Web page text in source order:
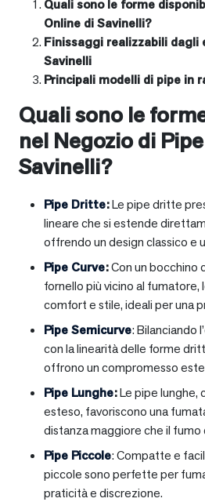
Quali sono le forme
Online di Savinelli?
Finissaggi realizzabili
Savinelli
Principali modelli di pipe in
Quali sono le
nel Negozio di
Savinelli?
Pipe Dritte:Le pipe dritte
lineare che si estende
offrendo un design classico e
Pipe Curve:Con un bocchino
fornello più vicino al fumatore,
comfort e stile, ideali per una
Pipe Semicurve: Bilanciando
con la linearità delle forme
offrono un compromesso
Pipe Lunghe:Le pipe lunghe,
esteso, favoriscono una
distanza maggiore che il
Pipe Piccole: Compatte e
piccole sono perfette per
praticità e discrezione.